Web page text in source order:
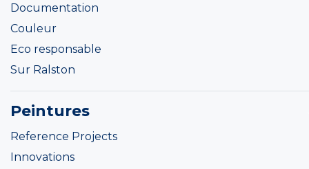
Documentation
Couleur
Eco responsable
Sur Ralston
Peintures
Reference Projects
Innovations